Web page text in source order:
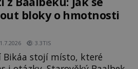
bloky o hmotnosti
3.3TIS
Bikáa stojí místo, které